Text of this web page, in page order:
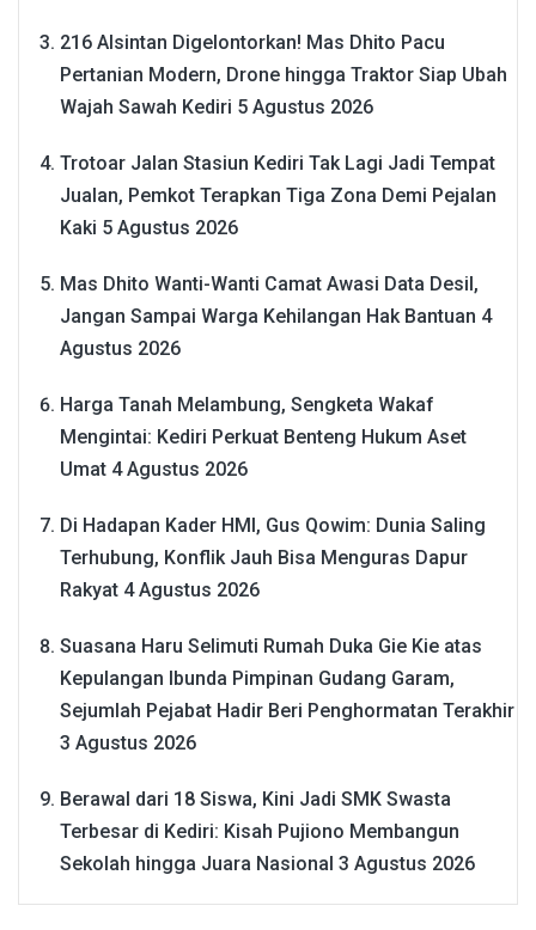
216 Alsintan Digelontorkan! Mas Dhito Pacu
Pertanian Modern, Drone hingga Traktor Siap Ubah
Wajah Sawah Kediri 5 Agustus 2026
Trotoar Jalan Stasiun Kediri Tak Lagi Jadi Tempat
Jualan, Pemkot Terapkan Tiga Zona Demi Pejalan
Kaki 5 Agustus 2026
Mas Dhito Wanti-Wanti Camat Awasi Data Desil,
Jangan Sampai Warga Kehilangan Hak Bantuan 4
Agustus 2026
Harga Tanah Melambung, Sengketa Wakaf
Mengintai: Kediri Perkuat Benteng Hukum Aset
Umat 4 Agustus 2026
Di Hadapan Kader HMI, Gus Qowim: Dunia Saling
Terhubung, Konflik Jauh Bisa Menguras Dapur
Rakyat 4 Agustus 2026
Suasana Haru Selimuti Rumah Duka Gie Kie atas
Kepulangan Ibunda Pimpinan Gudang Garam,
Sejumlah Pejabat Hadir Beri Penghormatan Terakhir
3 Agustus 2026
Berawal dari 18 Siswa, Kini Jadi SMK Swasta
Terbesar di Kediri: Kisah Pujiono Membangun
Sekolah hingga Juara Nasional 3 Agustus 2026